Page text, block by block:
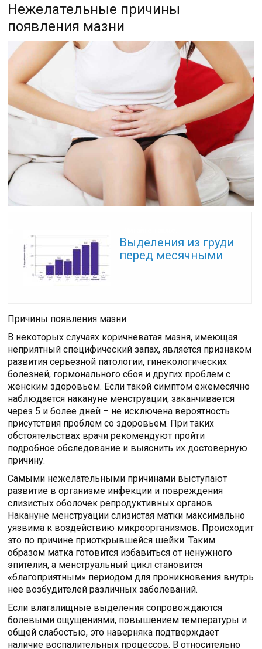
Нежелательные причины
появления мазни
Выделения из груди
перед месячными
Причины появления мазни
В некоторых случаях коричневатая мазня, имеющая
неприятный специфический запах, является признаком
развития серьезной патологии, гинекологических
болезней, гормонального сбоя и других проблем с
женским здоровьем. Если такой симптом ежемесячно
наблюдается накануне менструации, заканчивается
через 5 и более дней – не исключена вероятность
присутствия проблем со здоровьем. При таких
обстоятельствах врачи рекомендуют пройти
подробное обследование и выяснить их достоверную
причину.
Самыми нежелательными причинами выступают
развитие в организме инфекции и повреждения
слизистых оболочек репродуктивных органов.
Накануне менструации слизистая матки максимально
уязвима к воздействию микроорганизмов. Происходит
это по причине приоткрывшейся шейки. Таким
образом матка готовится избавиться от ненужного
эпителия, а менструальный цикл становится
«благоприятным» периодом для проникновения внутрь
нее возбудителей различных заболеваний.
Если влагалищные выделения сопровождаются
болевыми ощущениями, повышением температуры и
общей слабостью, это наверняка подтверждает
наличие воспалительных процессов. В относительно